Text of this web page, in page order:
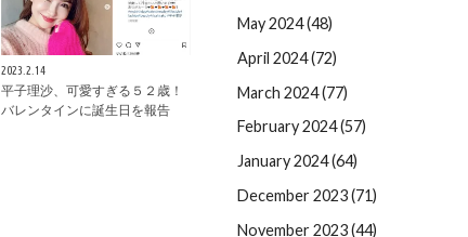
2023.2.14
平子理沙、可愛すぎる５２歳！
バレンタインに誕生日を報告
May 2024 (48)
April 2024 (72)
March 2024 (77)
February 2024 (57)
January 2024 (64)
December 2023 (71)
November 2023 (44)